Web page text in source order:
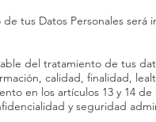
tus Datos Personales
del tratamiento de tus
calidad, finalidad,
en los artículos 13 y 14
y seguridad